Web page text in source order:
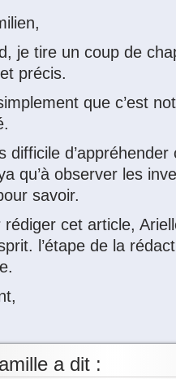
je tire un coup de
précis.
que c’est
difficile d’appréhender
qu’à observer les
savoir.
cet article,
l’étape de la
a dit :